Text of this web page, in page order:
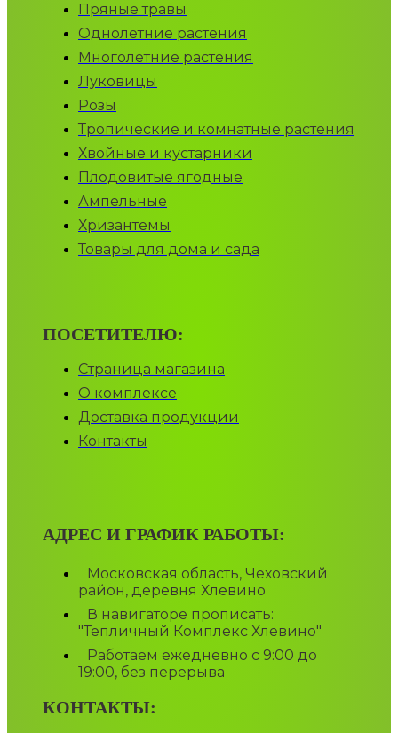
Пряные травы
Однолетние растения
Многолетние растения
Луковицы
Розы
Тропические и комнатные растения
Хвойные и кустарники
Плодовитые ягодные
Ампельные
Хризантемы
Товары для дома и сада
ПОСЕТИТЕЛЮ:
Страница магазина
О комплексе
Доставка продукции
Контакты
АДРЕС И ГРАФИК РАБОТЫ:
Московская область, Чеховский
район, деревня Хлевино
В навигаторе прописать:
"Тепличный Комплекс Хлевино"
Работаем ежедневно с 9:00 до
19:00, без перерыва
КОНТАКТЫ: